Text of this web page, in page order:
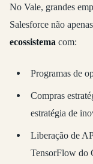
No Vale, grandes
Salesforce não
ecossistema com:
Programas de
Compras
estratégia de
Liberação de
TensorFlow do